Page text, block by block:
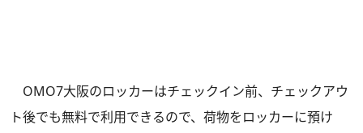
OMO7大阪のロッカーはチェックイン前、チェックアウ
ト後でも無料で利用できるので、荷物をロッカーに預け